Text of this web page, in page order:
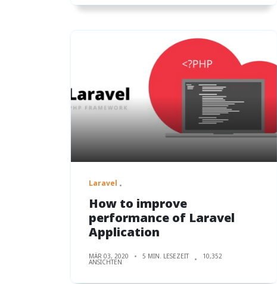
Laravel
How to improve
performance of Laravel
Application
MÄR 03, 2020 5 MIN. LESEZEIT 10,352
ANSICHTEN